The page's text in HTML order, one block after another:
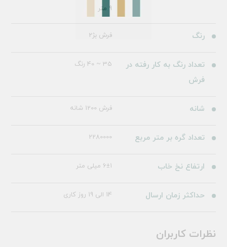
9 متر
رنگ فرش بژ2
تعداد رنگ به کار رفته در
فرش
35 ~ 40 رنگ
شانه فرش 1200 شانه
تعداد گره بر متر مربع 2280000
ارتفاع نخ خاب 6±1 میلی متر
حداکثر زمان ارسال 14 الی 19 روز کاری
نظرات کاربران